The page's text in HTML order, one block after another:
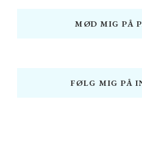
MØD MIG PÅ
FØLG MIG PÅ